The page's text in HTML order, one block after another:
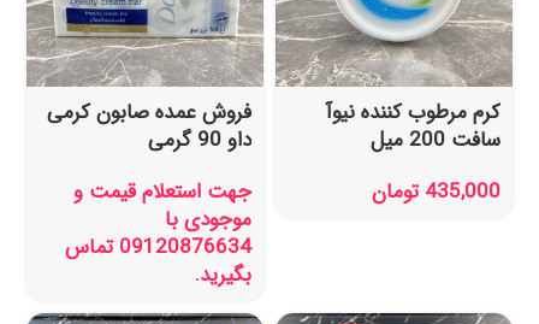
کرم مرطوب کننده نیوآ
سافت 200 میل
435,000 تومان
فروش عمده صابون کرمی
داو 90 گرمی
جهت استعلام قیمت و
موجودی با
09120876634 تماس
بگیرید.